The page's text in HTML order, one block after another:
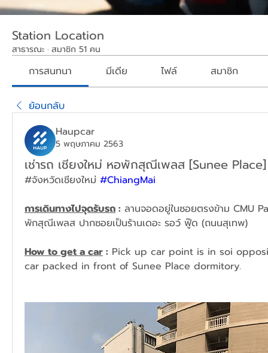
Station Location
สาธารณะ · สมาชิก 51 คน
การสนทนา มีเดีย ไฟล์ สมาชิก
ย้อนกลับ
Haupcar
5 พฤษภาคม 2563
เช่ารถ เชียงใหม่ หอพักสุณีเพลส [Sunee Place]
#จังหวัดเชียงใหม่ #ChiangMai
การเดินทางไปจุดรับรถ : ลานจอดอยู่ในซอยตรงข้าม CMU
พักสุณีเพลส ปากซอยเป็นร้านเดอะ รอว์ ฟู๊ด (ถนนสุเทพ)
How to get a car : Pick up car point is in soi
car packed in front of Sunee Place dormitory.